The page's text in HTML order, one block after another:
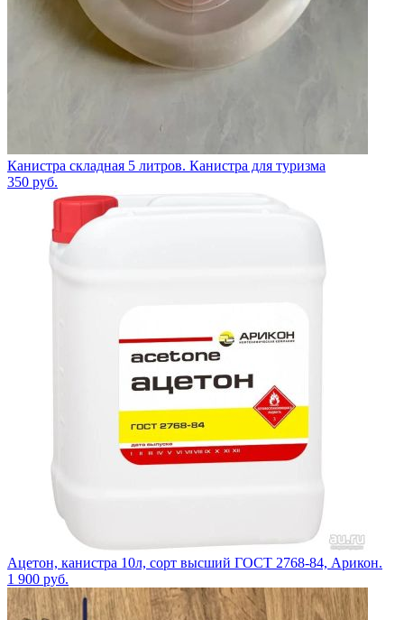
Канистра складная 5 литров. Канистра для туризма
350 руб.
Ацетон, канистра 10л, сорт высший ГОСТ 2768-84, Арикон.
1 900 руб.